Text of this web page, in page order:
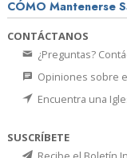
CÓMO Mantenerse
CONTÁCTANOS
¿Preguntas?
Opiniones sobre
Encuentra una
SUSCRÍBETE